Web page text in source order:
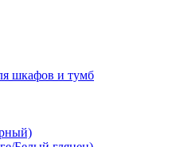
шкафов и тумб